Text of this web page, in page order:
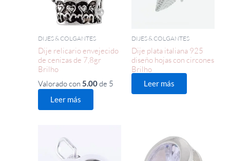
DIJES & COLGANTES
Dije relicario envejecido
de cenizas de 7,8gr
Brilho
Valorado con 5.00de 5
Leer más
DIJES & COLGANTES
Dije plata italiana 925
diseño hojas con circones
Brilho
Leer más